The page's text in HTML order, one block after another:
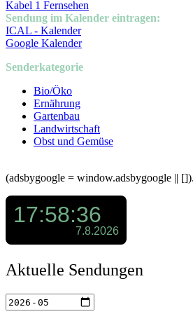
Kabel 1 Fernsehen
Sendung im Kalender eintragen:
ICAL - Kalender
Google Kalender
Senderkategorie
Bio/Öko
Ernährung
Gartenbau
Landwirtschaft
Obst und Gemüse
(adsbygoogle = window.adsbygoogle ||
Aktuelle Sendungen